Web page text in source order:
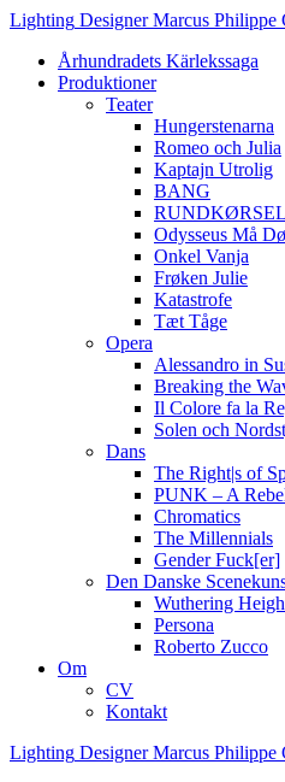
Hoppa
innehåll
Lighting DesignerMarcus Philippe
Århundradets Kärlekssaga
Produktioner
Teater
Hungerstenarna
Romeo och Julia
Kaptajn Utrolig
BANG
RUNDKØRSEL
Odysseus Må
Onkel Vanja
Frøken Julie
Katastrofe
Tæt Tåge
Opera
Alessandro in
Breaking the
Il Colore fa la
Solen och
Dans
The Right|s of
PUNK – A
Chromatics
The Millennials
Gender Fuck[er]
Den Danske
Wuthering
Persona
Roberto Zucco
Om
CV
Kontakt
Lighting DesignerMarcus Philippe